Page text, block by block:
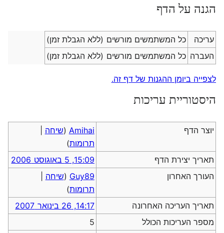
הגנה על הדף
עריכה
כל המשתמשים מורשים (ללא הגבלת זמן)
העברה כל המשתמשים מורשים (ללא הגבלת זמן)
לצפייה ביומן ההגנות של דף זה.
היסטוריית עריכות
יוצר הדף Amihai
(שיחה
תרומות)
תאריך יצירת הדף
15:09, 5 באוגוסט 2006
העורך האחרון
Guy89
(שיחה
תרומות)
תאריך העריכה האחרונה
14:17, 26 בינואר 2007
מספר העריכות הכולל
5